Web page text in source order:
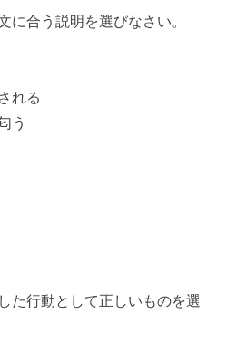
に合う説明を選びなさい。
れる
う
た行動として正しいものを選